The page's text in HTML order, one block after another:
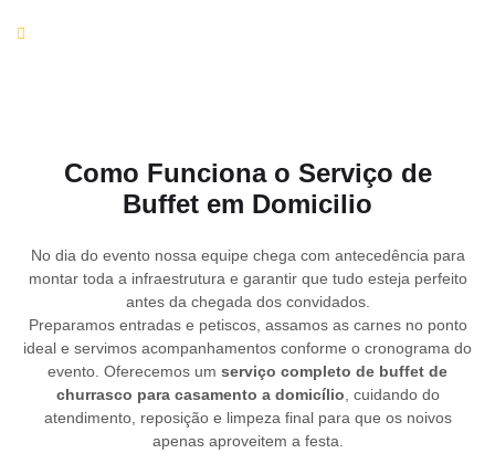
Como Funciona o Serviço de
Buffet em Domicilio
No dia do evento nossa equipe chega com antecedência para
montar toda a infraestrutura e garantir que tudo esteja perfeito
antes da chegada dos convidados.
Preparamos entradas e petiscos, assamos as carnes no ponto
ideal e servimos acompanhamentos conforme o cronograma do
evento. Oferecemos um serviço completo de buffet de
churrasco para casamento a domicílio , cuidando do
atendimento, reposição e limpeza final para que os noivos
apenas aproveitem a festa.